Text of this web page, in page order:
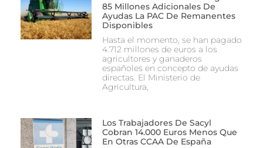
85 Millones Adicionales De
Ayudas La PAC De Remanentes
Disponibles
Hasta el momento, se han pagado
4.712 millones de euros a los
agricultores y ganaderos
españoles en concepto de ayudas
directas. El Ministerio de
Agricultura,
Los Trabajadores De Sacyl
Cobran 14.000 Euros Menos Que
En Otras CCAA De España